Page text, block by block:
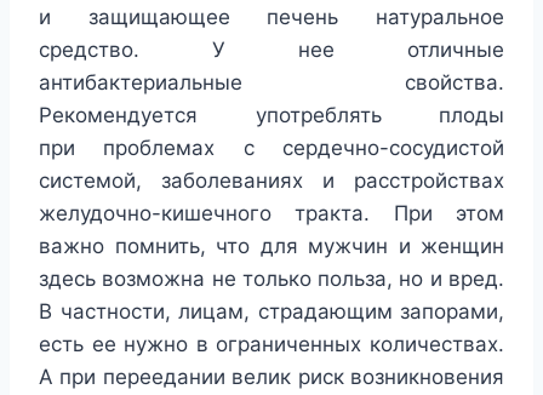
и защищающее печень натуральное
средство. У нее отличные
антибактериальные свойства.
Рекомендуется употреблять плоды
при проблемах с сердечно-сосудистой
системой, заболеваниях и расстройствах
желудочно-кишечного тракта. При этом
важно помнить, что для мужчин и женщин
здесь возможна не только польза, но и вред.
В частности, лицам, страдающим запорами,
есть ее нужно в ограниченных количествах.
А при переедании велик риск возникновения